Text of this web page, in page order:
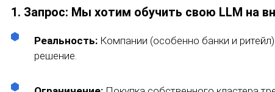
1. Запрос: Мы хотим обучить свою LLM на
Реальность: Компании (особенно банки и
решение.